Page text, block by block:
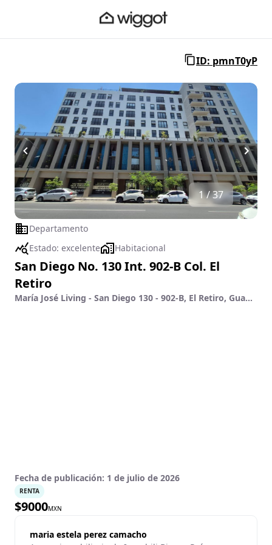
ID: pmnT0yP
1 / 37
Departamento
Estado: excelente Habitacional
San Diego No. 130 Int. 902-B Col. El
Retiro
María José Living - San Diego 130 - 902-B, El Retiro, Guadalajara, Jalisco
Fecha de publicación: 1 de julio de 2026
RENTA
$9000MXN
maria estela perez camacho